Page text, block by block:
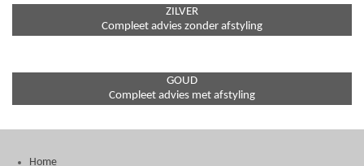
ZILVER
Compleet advies zonder afstyling
GOUD
Compleet advies met afstyling
Home